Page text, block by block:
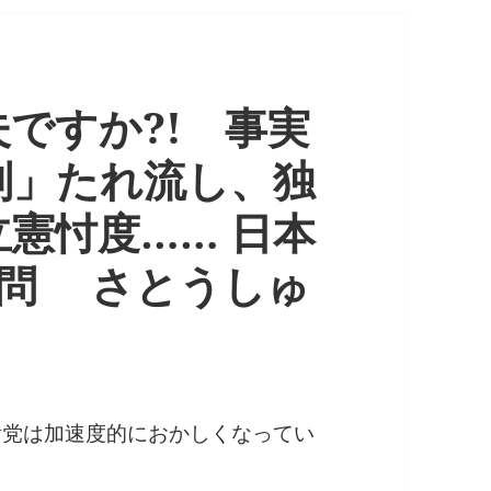
ですか?! 事実
たれ流し、独
憲忖度…… 日本
さとうしゅ
は加速度的におかしくなってい